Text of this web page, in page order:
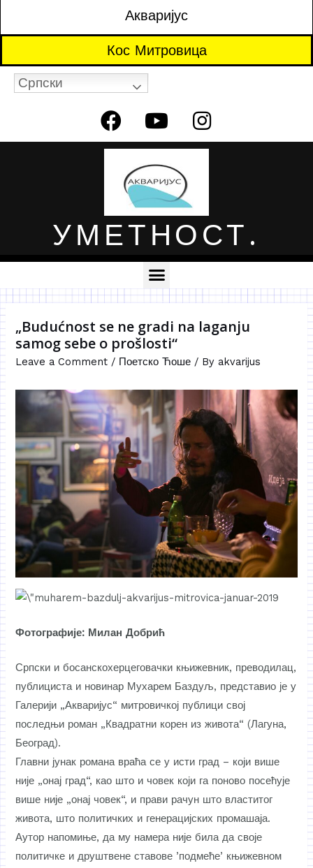
Акваријус
Кос Митровица
Српски
УМЕТНОСТ.
„Budućnost se ne gradi na laganju
samog sebe o prošlosti“
Leave a Comment / Поетско Ћоше / By akvarijus
Фотографије: Милан Добрић
Српски и босанскохерцеговачки књижевник, преводилац,
публициста и новинар Мухарем Баздуљ, представио је у
Галерији „Акваријус“ митровичкој публици свој
последњи роман „Квадратни корен из живота“ (Лагуна,
Београд).
Главни јунак романа враћа се у исти град – који више
није „онај град“, као што и човек који га поново посећује
више није „онај човек“, и прави рачун што властитог
живота, што политичких и генерацијских промашаја.
Аутор напомиње, да му намера није била да своје
политичке и друштвене ставове ’подмеће’ књижевном